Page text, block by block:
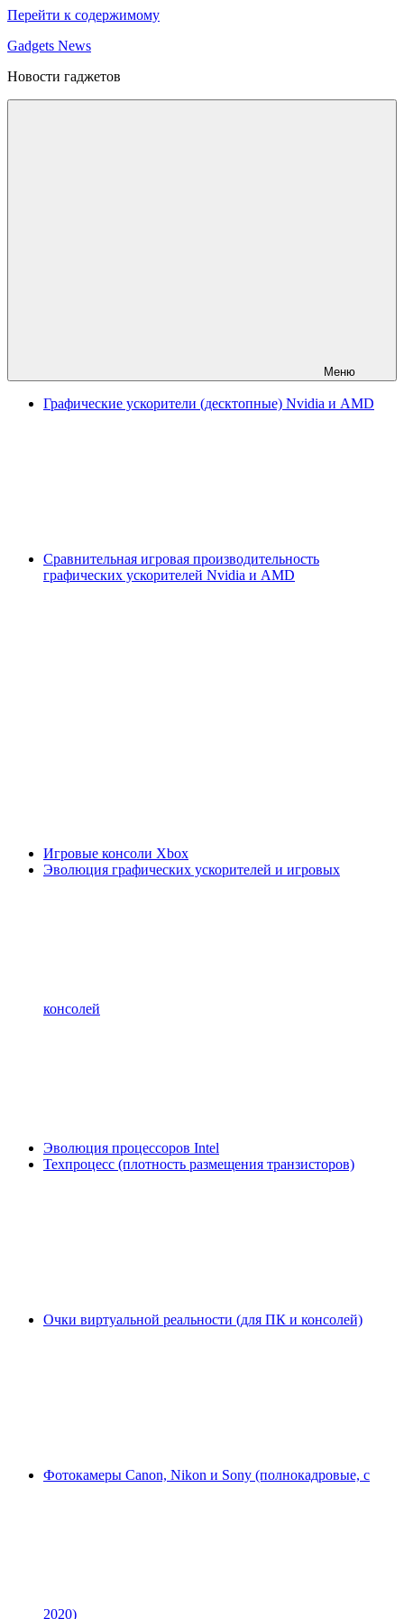
Перейти к содержимому
Gadgets News
Новости гаджетов
Меню
Графические ускорители (десктопные) Nvidia и AMD
Сравнительная игровая производительность
графических ускорителей Nvidia и AMD
Игровые консоли Xbox
Эволюция графических ускорителей и игровых
консолей
Эволюция процессоров Intel
Техпроцесс (плотность размещения транзисторов)
Очки виртуальной реальности (для ПК и консолей)
Фотокамеры Canon, Nikon и Sony (полнокадровые, с
2020)